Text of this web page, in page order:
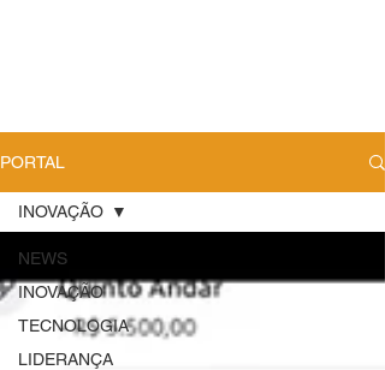
PORTAL
NEWS
INOVAÇÃO
TECNOLOGIA
LIDERANÇA
INOVAÇÃO